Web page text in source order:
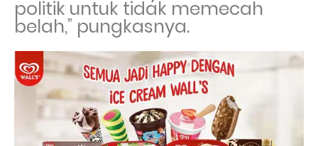
politik untuk tidak memecah
belah,” pungkasnya.